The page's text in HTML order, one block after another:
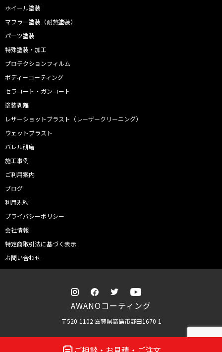
ホイール塗装
マフラー塗装（耐熱塗装）
パーツ塗装
特殊塗装・加工
プロテクションフィルム
ボディーコーティング
セラコート・ガンコート
塗装剥離
レザーショットブラスト（レーザークリーニング）
ウェットブラスト
バレル研磨
施工事例
ご利用案内
ブログ
利用規約
プライバシーポリシー
会社情報
特定商取引法に基づく表示
お問い合わせ
AWANOコーティング
〒520-1102 滋賀県高島市野田1670-1
© AWANO Coating